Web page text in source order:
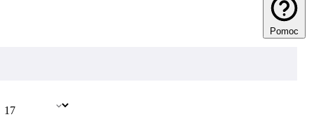
Pomoc